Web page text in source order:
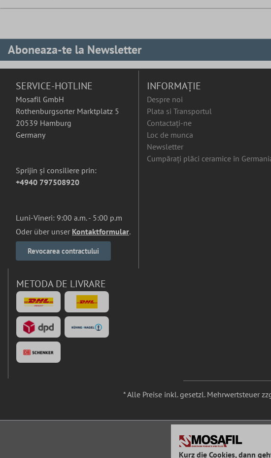
Aboneaza-te la Newsletter
SERVICE-HOTLINE
Mosafil GmbH
Rothenburgsorter Marktplatz 5
20539 Hamburg
Germany
Sprijin și consiliere prin:
+4940 797508920
Luni-Vineri: 9:00 a.m. - 5:00 p.m
Oder über unser Kontaktformular.
Revocarea contractului
INFORMAȚIE
Despre noi
Plata si Transportul
Contactați-ne
Loc de munca
Newsletter
Cumpărați plăci ceramice în
METODA DE LIVRARE
* Alle Preise inkl. gesetzl. Mehrwertsteuer
Kurz die Cookies, dann